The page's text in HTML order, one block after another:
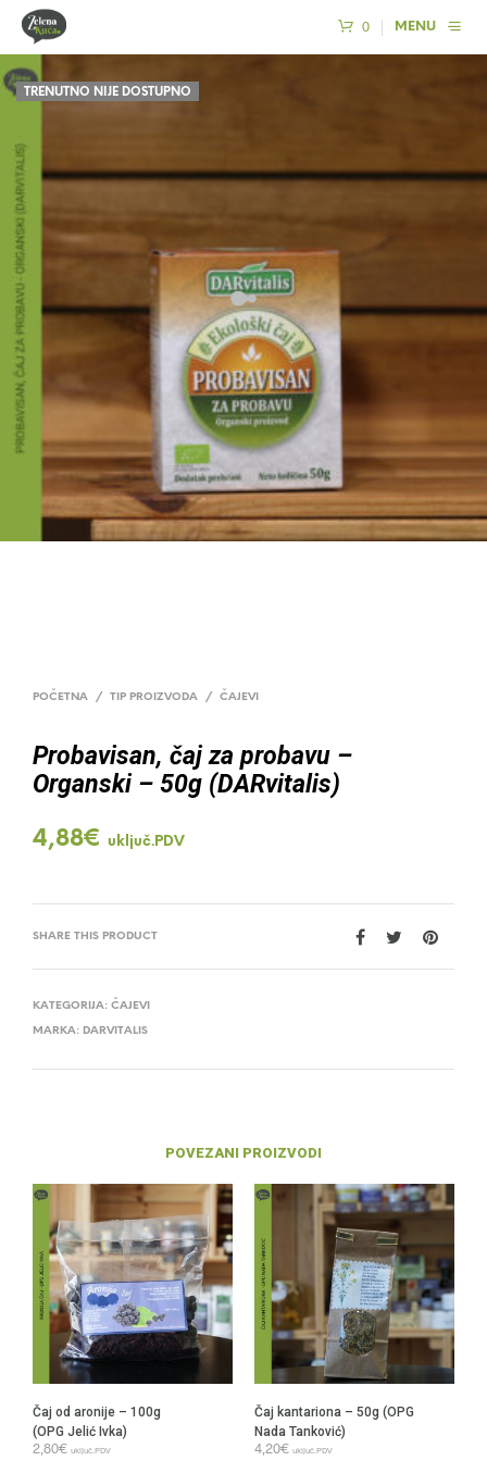
0 MENU
TRENUTNO NIJE DOSTUPNO
POČETNA / TIP PROIZVODA / ČAJEVI
Probavisan, čaj za probavu –
Organski – 50g (DARvitalis)
4,88€ uključ.PDV
SHARE THIS PRODUCT
KATEGORIJA: ČAJEVI
MARKA: DARVITALIS
POVEZANI PROIZVODI
Čaj od aronije – 100g
(OPG Jelić Ivka)
2,80€ uključ.PDV
Čaj kantariona – 50g (OPG
Nada Tanković)
4,20€ uključ.PDV